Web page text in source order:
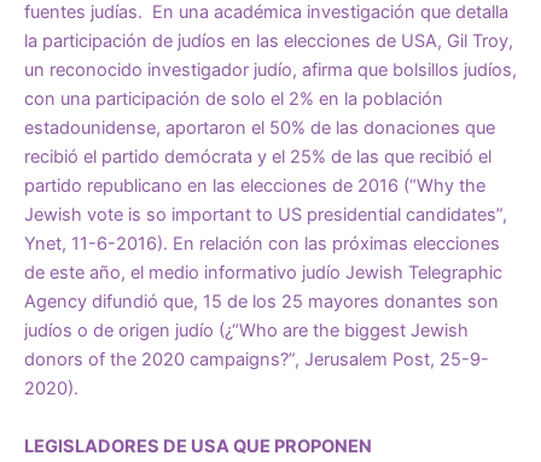
fuentes judías. En una académica investigación que detalla
la participación de judíos en las elecciones de USA, Gil Troy,
un reconocido investigador judío, afirma que bolsillos judíos,
con una participación de solo el 2% en la población
estadounidense, aportaron el 50% de las donaciones que
recibió el partido demócrata y el 25% de las que recibió el
partido republicano en las elecciones de 2016 (“Why the
Jewish vote is so important to US presidential candidates”,
Ynet, 11-6-2016). En relación con las próximas elecciones
de este año, el medio informativo judío Jewish Telegraphic
Agency difundió que, 15 de los 25 mayores donantes son
judíos o de origen judío (¿“Who are the biggest Jewish
donors of the 2020 campaigns?”, Jerusalem Post, 25-9-
2020).
LEGISLADORES DE USA QUE PROPONEN